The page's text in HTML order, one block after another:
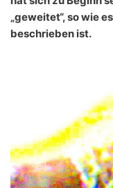
„geweitet“, so wie
beschrieben ist.